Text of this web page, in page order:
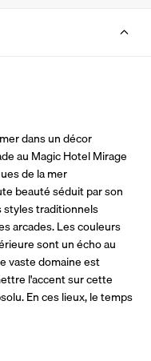
dans un décor
au Magic Hotel Mirage
de la mer
beauté séduit par son
styles traditionnels
arcades. Les couleurs
sont un écho au
vaste domaine est
l'accent sur cette
En ces lieux, le temps